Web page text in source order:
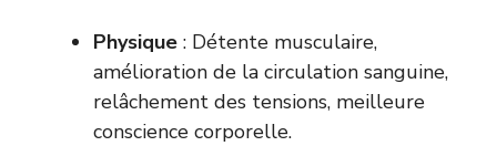
Physique : Détente musculaire,
amélioration de la circulation sanguine,
relâchement des tensions, meilleure
conscience corporelle.